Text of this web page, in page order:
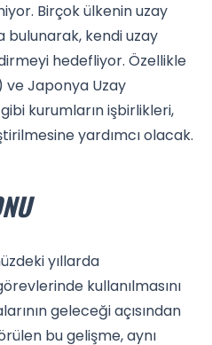
Birçok ülkenin uzay
bulunarak, kendi uzay
hedefliyor. Özellikle
ve Japonya Uzay
kurumların işbirlikleri,
yardımcı olacak.
yıllarda
kullanılmasını
geleceği açısından
bu gelişme, aynı